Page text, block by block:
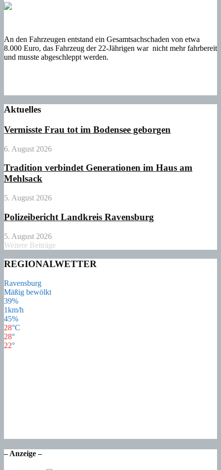
An den Fahrzeugen entstand ein Gesamtsachschaden von etwa
8.000 Euro, das Fahrzeug der 22-Jährigen war nicht mehr fahrbereit
und musste abgeschleppt werden.
Aktuelles
Vermisste Frau tot im Bodensee geborgen
6. August 2026
Tradition verbindet Generationen im Haus am
Mehlsack
5. August 2026
Polizeibericht Landkreis Ravensburg
5. August 2026
Weitere Beiträge
REGIONALWETTER
Ravensburg
Mäßig bewölkt
39%
1km/h
45%
28°C
28°
22°
– Anzeige –